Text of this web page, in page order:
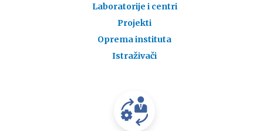
Laboratorije i centri
Projekti
Oprema instituta
Istraživači